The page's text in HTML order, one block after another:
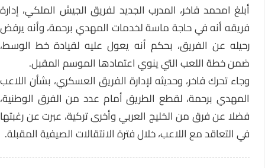
أبلغ امحمد فاخر، المدرب الجديد لفريق الجيش الملكي، إدارة
فريقه أنه في حاجة ماسة لخدمات المهدي برحمة، وأنه يرفض
رحيله عن الفريق، بحكم أنه يعول عليه لقيادة خط الوسط،
ضمن خطة اللعب التي ينوي اعتمادها الموسم المقبل.
وجاء تحرك فاخر، وحديثه لإدارة الفريق العسكري، بشأن اللاعب
المهدي برحمة، لقطع الطريق أمام عدد من الفرق الوطنية،
فضلا عن فرق من الخليج العربي وأخرى تركية، عبرت عن رغبتها
في التعاقد مع اللاعب، خلال فترة الانتقالات الصيفية المقبلة.